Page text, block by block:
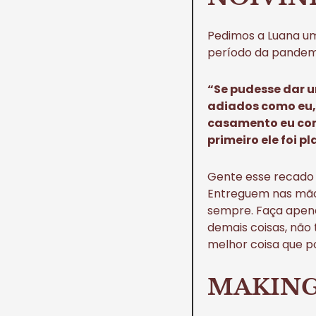
Pedimos a Luana
período da
“Se pudesse dar
adiados como
casamento eu
primeiro ele foi
Gente esse
Entreguem nas
sempre. Faça
demais coisas,
melhor coisa que